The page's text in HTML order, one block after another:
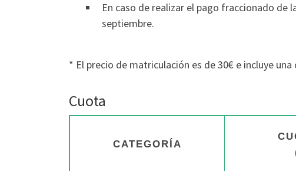
En caso de realizar el pago fraccionado de
septiembre.
* El precio de matriculación es de 30€ e incluye
Cuota
CATEGORÍA